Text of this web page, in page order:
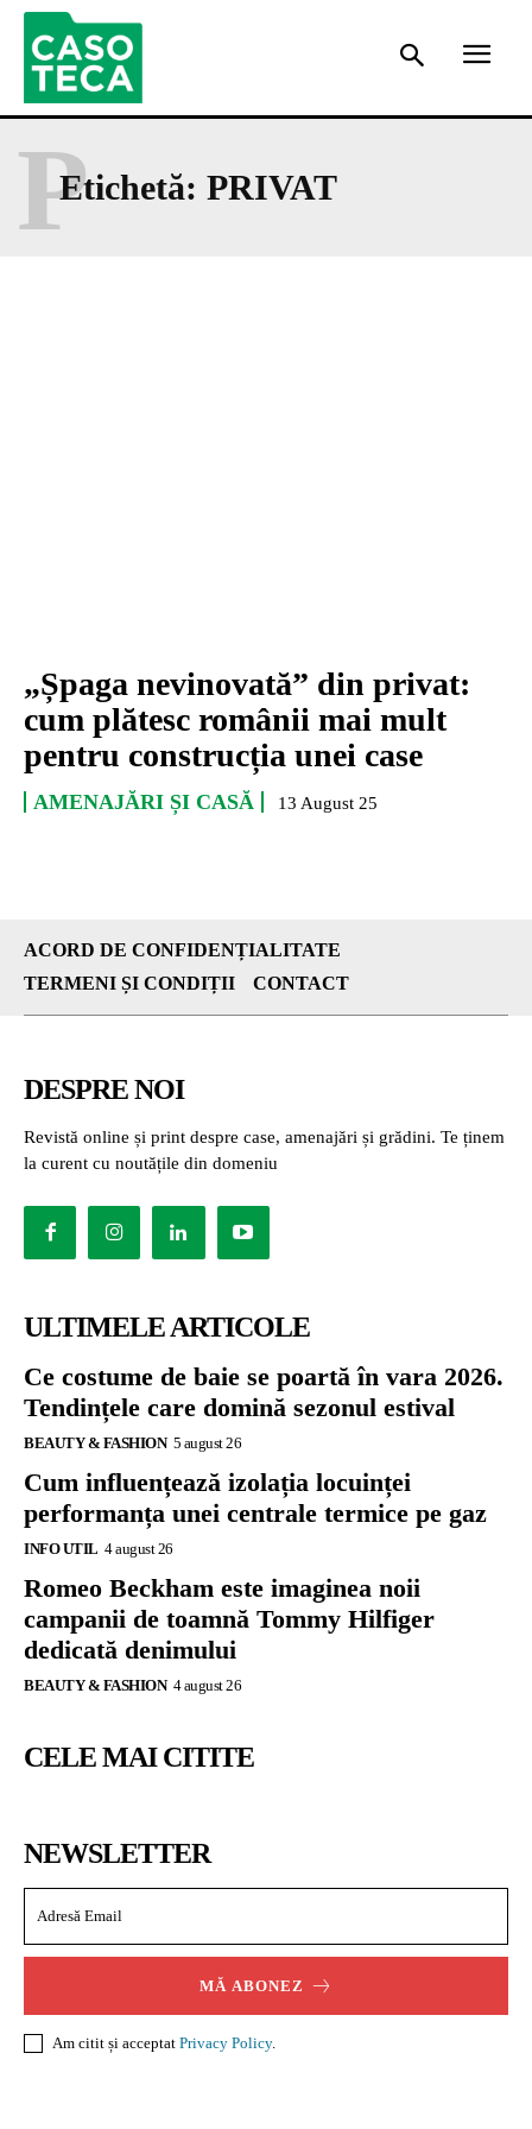
Etichetă: PRIVAT
P
„Șpaga nevinovată” din privat:
cum plătesc românii mai mult
pentru construcția unei case
AMENAJĂRI ȘI CASĂ 13 August 25
ACORD DE CONFIDENȚIALITATE
TERMENI ȘI CONDIȚII
CONTACT
DESPRE NOI
Revistă online și print despre case, amenajări și grădini. Te ținem
la curent cu noutățile din domeniu
ULTIMELE ARTICOLE
Ce costume de baie se poartă în vara 2026.
Tendințele care domină sezonul estival
BEAUTY & FASHION 5 august 26
Cum influențează izolația locuinței
performanța unei centrale termice pe gaz
INFO UTIL 4 august 26
Romeo Beckham este imaginea noii
campanii de toamnă Tommy Hilfiger
dedicată denimului
BEAUTY & FASHION 4 august 26
CELE MAI CITITE
NEWSLETTER
MĂ ABONEZ
Am citit și acceptat Privacy Policy.